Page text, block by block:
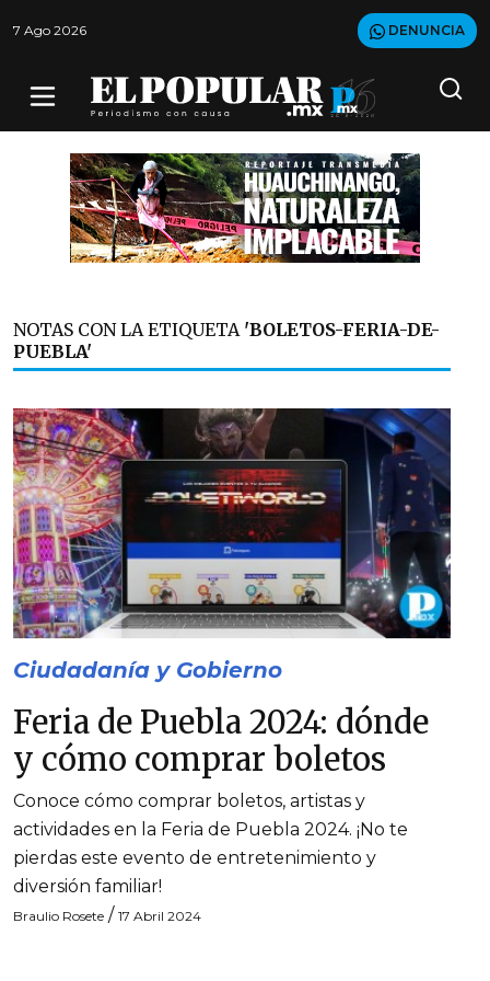
7 Ago 2026 DENUNCIA
NOTAS CON LA ETIQUETA 'BOLETOS-FERIA-DE-
PUEBLA'
Ciudadanía y Gobierno
Feria de Puebla 2024: dónde
y cómo comprar boletos
Conoce cómo comprar boletos, artistas y
actividades en la Feria de Puebla 2024. ¡No te
pierdas este evento de entretenimiento y
diversión familiar!
Braulio Rosete / 17 Abril 2024